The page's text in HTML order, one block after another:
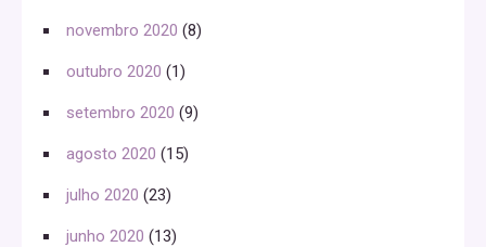
novembro 2020 (8)
outubro 2020 (1)
setembro 2020 (9)
agosto 2020 (15)
julho 2020 (23)
junho 2020 (13)